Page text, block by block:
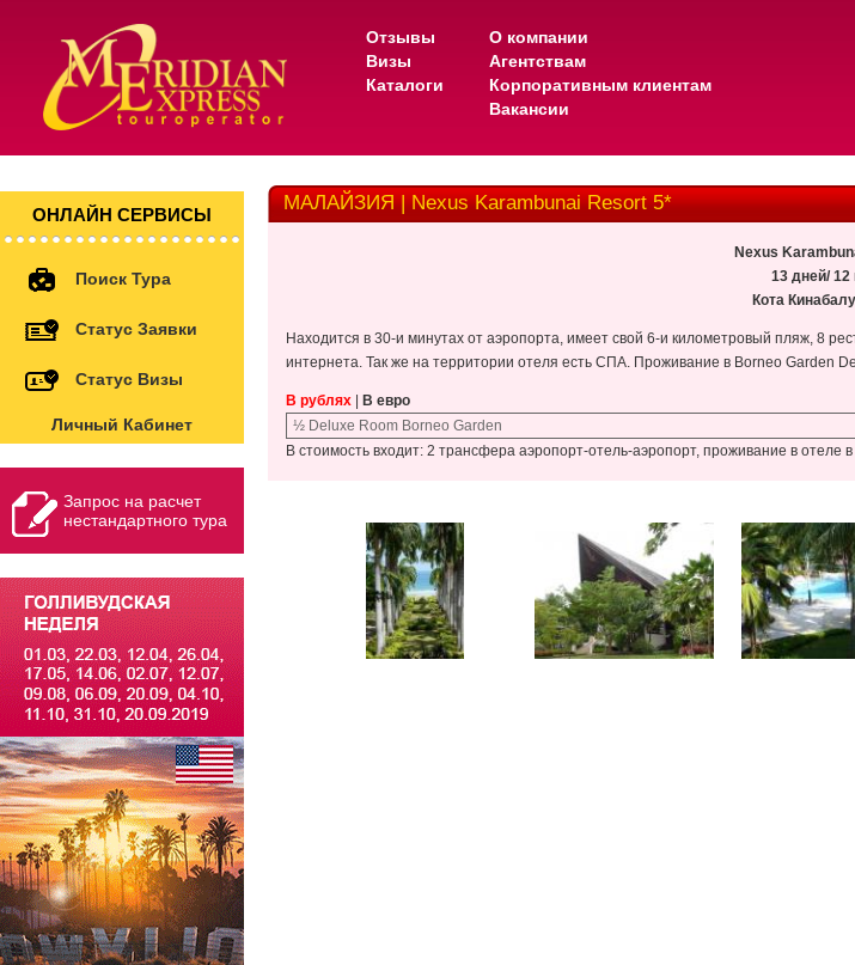
Отзывы
Визы
Каталоги
О компании
Агентствам
Корпоративным клиентам
Вакансии
ОНЛАЙН СЕРВИСЫ
Поиск Тура
Статус Заявки
Статус Визы
Личный Кабинет
Запрос на расчет
нестандартного тура
МАЛАЙЗИЯ | Nexus Karambunai Resort 5*
Nexus
13 дней/ 12
Кота
Находится в 30-и минутах от аэропорта, имеет свой 6-и километровый пляж, 8
интернета. Так же на территории отеля есть СПА. Проживание в Borneo Garden
В рублях
В евро
½ Deluxe Room Borneo Garden
В стоимость входит: 2 трансфера аэропорт-отель-аэропорт, проживание в отеле